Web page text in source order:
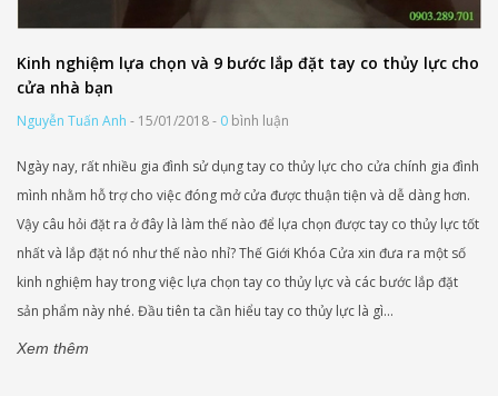
Kinh nghiệm lựa chọn và 9 bước lắp đặt tay co thủy lực cho
cửa nhà bạn
Nguyễn Tuấn Anh - 15/01/2018 - 0 bình luận
Ngày nay, rất nhiều gia đình sử dụng tay co thủy lực cho cửa chính gia đình
mình nhằm hỗ trợ cho việc đóng mở cửa được thuận tiện và dễ dàng hơn.
Vậy câu hỏi đặt ra ở đây là làm thế nào để lựa chọn được tay co thủy lực tốt
nhất và lắp đặt nó như thế nào nhỉ? Thế Giới Khóa Cửa xin đưa ra một số
kinh nghiệm hay trong việc lựa chọn tay co thủy lực và các bước lắp đặt
sản phẩm này nhé. Đầu tiên ta cần hiểu tay co thủy lực là gì...
Xem thêm